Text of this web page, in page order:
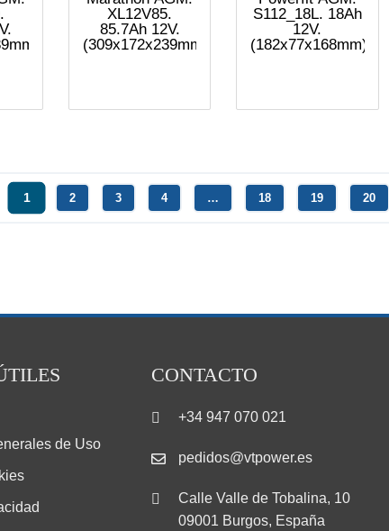
XL12V85.
85.7Ah 12V.
(309x172x239mm)
S112_18L. 18Ah
12V.
(182x77x168mm)
1 2 3 4 … 18 19 20
de Uso
CONTACTO
+34 947 070 021
pedidos@vtpower.es
Calle Valle de Tobalina, 10
09001 Burgos, España